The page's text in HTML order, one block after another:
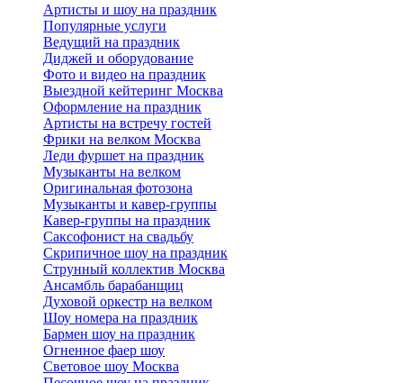
Артисты и шоу на праздник
Популярные услуги
Ведущий на праздник
Диджей и оборудование
Фото и видео на праздник
Выездной кейтеринг Москва
Оформление на праздник
Артисты на встречу гостей
Фрики на велком Москва
Леди фуршет на праздник
Музыканты на велком
Оригинальная фотозона
Музыканты и кавер-группы
Кавер-группы на праздник
Саксофонист на свадьбу
Скрипичное шоу на праздник
Струнный коллектив Москва
Ансамбль барабанщиц
Духовой оркестр на велком
Шоу номера на праздник
Бармен шоу на праздник
Огненное фаер шоу
Световое шоу Москва